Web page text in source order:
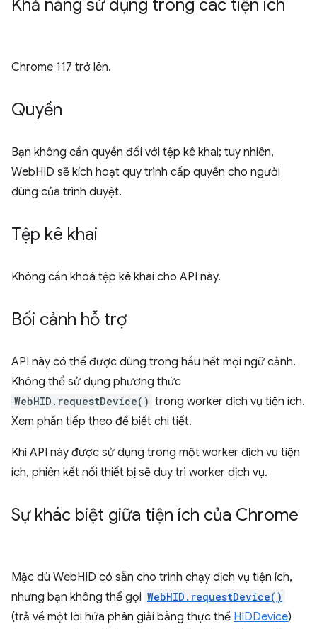
Khả năng sử dụng trong các tiện ích
Chrome 117 trở lên.
Quyền
Bạn không cần quyền đối với tệp kê khai; tuy nhiên,
WebHID sẽ kích hoạt quy trình cấp quyền cho người
dùng của trình duyệt.
Tệp kê khai
Không cần khoá tệp kê khai cho API này.
Bối cảnh hỗ trợ
API này có thể được dùng trong hầu hết mọi ngữ cảnh.
Không thể sử dụng phương thức
WebHID.requestDevice() trong worker dịch vụ tiện ích.
Xem phần tiếp theo để biết chi tiết.
Khi API này được sử dụng trong một worker dịch vụ tiện
ích, phiên kết nối thiết bị sẽ duy trì worker dịch vụ.
Sự khác biệt giữa tiện ích của Chrome
Mặc dù WebHID có sẵn cho trình chạy dịch vụ tiện ích,
nhưng bạn không thể gọi WebHID.requestDevice()
(trả về một lời hứa phân giải bằng thực thể HIDDevice)